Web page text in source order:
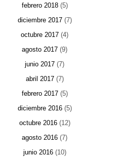
febrero 2018(5)
diciembre 2017(7)
octubre 2017 (4)
agosto 2017 (9)
junio 2017 (7)
abril 2017(7)
febrero 2017(5)
diciembre 2016(5)
octubre 2016(12)
agosto 2016 (7)
junio 2016(10)